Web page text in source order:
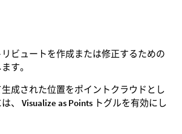
ビュートを作成または修正するための
す。
成された位置をポイントクラウドとし
、 Visualize as Points トグルを有効にし